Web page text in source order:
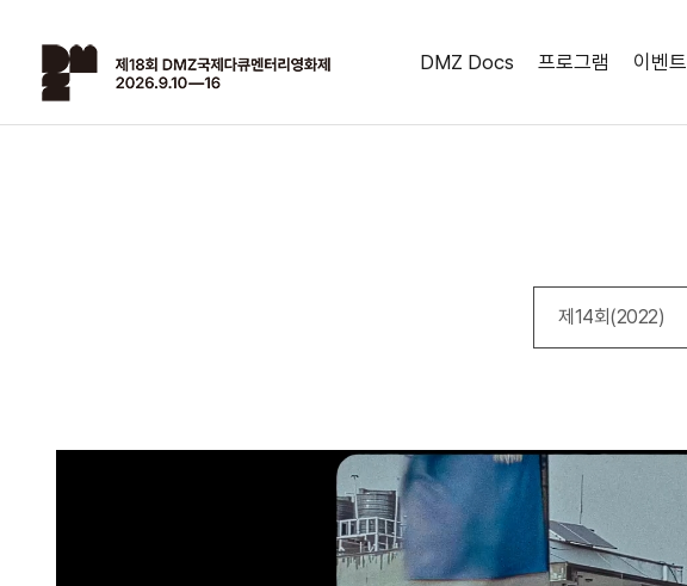
DMZ Docs 프로그램 이벤트
제14회(2022)